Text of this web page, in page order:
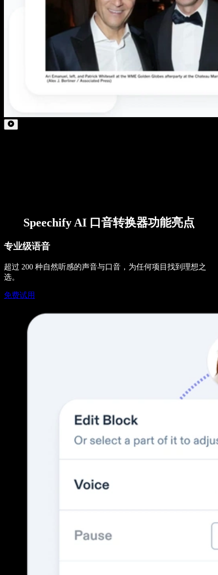
Speechify AI 口音转换器功能亮点
专业级语音
超过 200 种自然听感的声音与口音，为任何项目找到理想之
选。
免费试用